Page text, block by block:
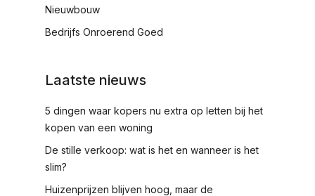
Nieuwbouw
Bedrijfs Onroerend Goed
Laatste nieuws
5 dingen waar kopers nu extra op letten bij het
kopen van een woning
De stille verkoop: wat is het en wanneer is het
slim?
Huizenprijzen blijven hoog, maar de